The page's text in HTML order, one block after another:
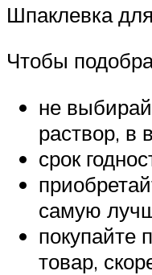
Шпаклевка
Чтобы
не
раствор, в
срок
самую
покупайте
товар,